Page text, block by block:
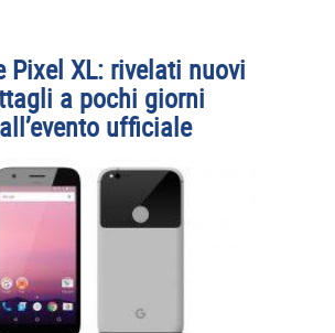
Pixel XL: rivelati nuovi
a pochi giorni
ufficiale